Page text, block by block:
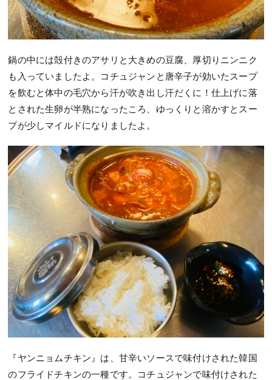
鍋の中には殻付きのアサリと大きめの豆腐、厚切りニンニク
も入っていましたよ。コチュジャンと唐辛子が効いたスープ
を飲むと体中の毛穴から汗が吹き出し汗だくに！仕上げに落
とされた生卵が半熟になったころ、ゆっくりと溶かすとスー
プが少しマイルドになりましたよ。
『ヤンニョムチキン』は、甘辛いソースで味付けされた韓国
のフライドチキンの一種です。コチュジャンで味付けされた